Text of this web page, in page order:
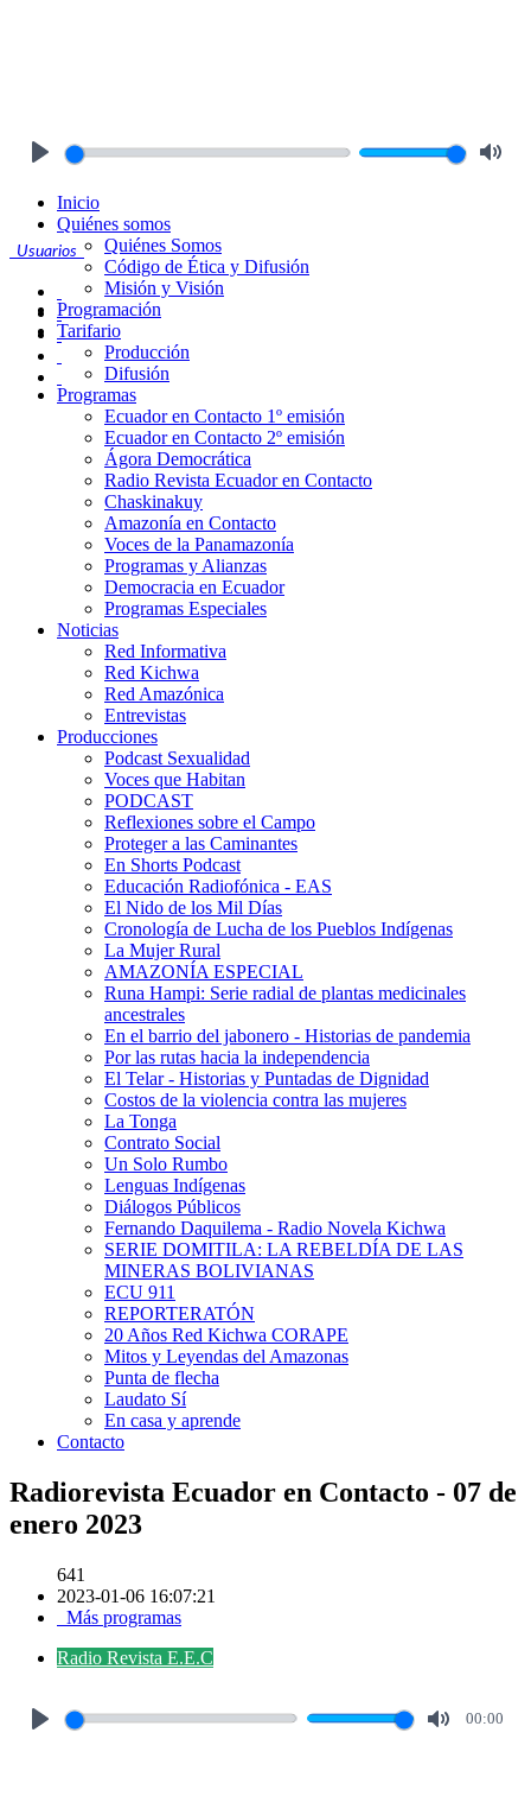
Usuarios
Inicio
Quiénes somos
Quiénes Somos
Código de Ética y Difusión
Misión y Visión
Programación
Tarifario
Producción
Difusión
Programas
Ecuador en Contacto 1º emisión
Ecuador en Contacto 2º emisión
Ágora Democrática
Radio Revista Ecuador en Contacto
Chaskinakuy
Amazonía en Contacto
Voces de la Panamazonía
Programas y Alianzas
Democracia en Ecuador
Programas Especiales
Noticias
Red Informativa
Red Kichwa
Red Amazónica
Entrevistas
Producciones
Podcast Sexualidad
Voces que Habitan
PODCAST
Reflexiones sobre el Campo
Proteger a las Caminantes
En Shorts Podcast
Educación Radiofónica - EAS
El Nido de los Mil Días
Cronología de Lucha de los Pueblos Indígenas
La Mujer Rural
AMAZONÍA ESPECIAL
Runa Hampi: Serie radial de plantas medicinales
ancestrales
En el barrio del jabonero - Historias de pandemia
Por las rutas hacia la independencia
El Telar - Historias y Puntadas de Dignidad
Costos de la violencia contra las mujeres
La Tonga
Contrato Social
Un Solo Rumbo
Lenguas Indígenas
Diálogos Públicos
Fernando Daquilema - Radio Novela Kichwa
SERIE DOMITILA: LA REBELDÍA DE LAS
MINERAS BOLIVIANAS
ECU 911
REPORTERATÓN
20 Años Red Kichwa CORAPE
Mitos y Leyendas del Amazonas
Punta de flecha
Laudato Sí
En casa y aprende
Contacto
Radiorevista Ecuador en Contacto - 07 de
enero 2023
641
2023-01-06 16:07:21
Más programas
Radio Revista E.E.C
00:00